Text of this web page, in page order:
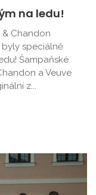
na ledu!
& Chandon
byly speciálně
Šampaňské
a Veuve
z...